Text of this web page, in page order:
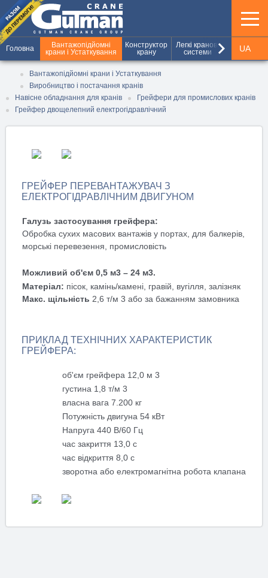
Головна
Вантажопідйомні
крани і Устаткування
Конструктор
крану
Легкі кранові
системи
Шахтні
та
keyboard_arrow_right UA
Вантажопідйомні крани і Устаткування
Виробництво і постачання кранів
Навісне обладнання для кранів
Грейфери для промислових кранів
Грейфер двощелепний електрогідравлічний
ГРЕЙФЕР ПЕРЕВАНТАЖУВАЧ З
ЕЛЕКТРОГІДРАВЛІЧНИМ ДВИГУНОМ
Галузь застосування грейфера:
Обробка сухих масових вантажів у портах, для балкерів,
морські перевезення, промисловість
Можливий об'єм 0,5 м3 – 24 м3.
Матеріал: пісок, камінь/камені, гравій, вугілля, залізняк
Макс. щільність 2,6 т/м 3 або за бажанням замовника
ПРИКЛАД ТЕХНІЧНИХ ХАРАКТЕРИСТИК
ГРЕЙФЕРА:
об'єм грейфера 12,0 м 3
густина 1,8 т/м 3
власна вага 7.200 кг
Потужність двигуна 54 кВт
Напруга 440 В/60 Гц
час закриття 13,0 с
час відкриття 8,0 с
зворотна або електромагнітна робота клапана